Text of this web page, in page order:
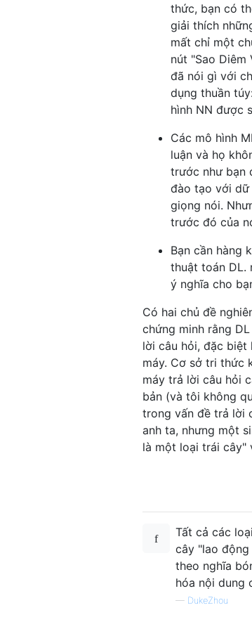
thức, bạn có
giải thích
mất chỉ một
nút "Sao Diêm
đã nói gì với
dụng thuần
hình NN được
Các mô hình
luận và họ
trước như bạn
đào tạo với dữ
giọng nói.
trước đó của
Bạn cần hàng
thuật toán DL.
ý nghĩa cho
Có hai chủ đề
chứng minh rằng
lời câu hỏi, đặc
máy. Cơ sở tri thức
máy trả lời câu hỏi
bản (và tôi không
trong vấn đề trả lời
anh ta, nhưng một
là một loại trái cây"
Tất cả các
cây "lao
theo nghĩa
hóa nội dung
— DukeZhou